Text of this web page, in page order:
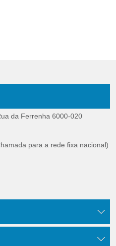
da Ferrenha 6000-020
para a rede fixa nacional)